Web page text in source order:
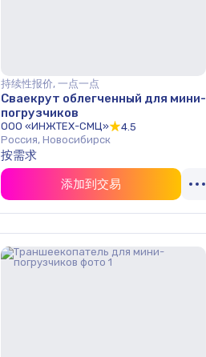
持续性报价, 一点一点
Сваекрут облегченный для мини-
погрузчиков
ООО «ИНЖТЕХ-СМЦ»
4.5
Россия, Новосибирск
按需求
添加到交易